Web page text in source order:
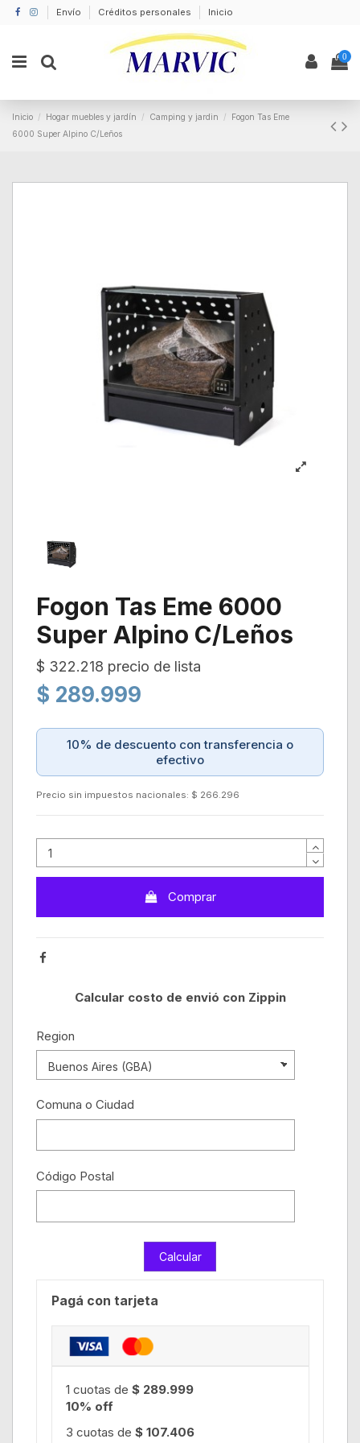
Envío Créditos personales Inicio
0
Inicio Hogar muebles y jardín Camping y jardin
Fogon Tas Eme
6000 Super Alpino C/Leños
Fogon Tas Eme 6000
Super Alpino C/Leños
$ 322.218 precio de lista
$ 289.999
10% de descuento con transferencia o
efectivo
Precio sin impuestos nacionales: $ 266.296
Comprar
Calcular costo de envió con Zippin
Region
Comuna o Ciudad
Código Postal
Pagá con tarjeta
1 cuotas de $ 289.999
10% off
3 cuotas de $ 107.406